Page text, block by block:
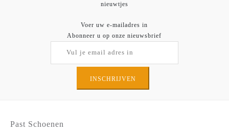
nieuwtjes
Voer uw e-mailadres in
Abonneer u op onze nieuwsbrief
INSCHRIJVEN
Past Schoenen